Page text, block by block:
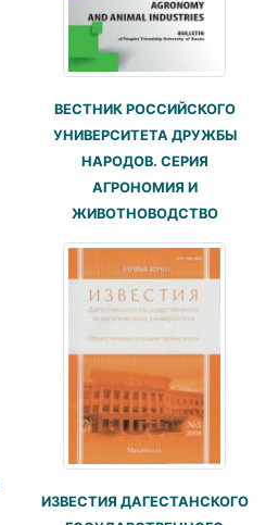
ВЕСТНИК РОССИЙСКОГО
УНИВЕРСИТЕТА ДРУЖБЫ
НАРОДОВ. СЕРИЯ
АГРОНОМИЯ И
ЖИВОТНОВОДСТВО
ИЗВЕСТИЯ ДАГЕСТАНСКОГО